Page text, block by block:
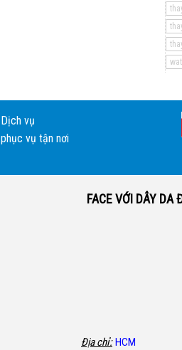
Dịch vụ
phục vụ tận nơi
FACE VỚI DÂY DA
Địa chỉ: HCM